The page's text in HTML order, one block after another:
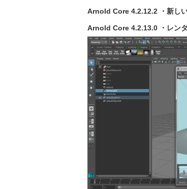
Arnold Core 4.2.12.2 ・新し
Arnold Core 4.2.13.0 ・レン